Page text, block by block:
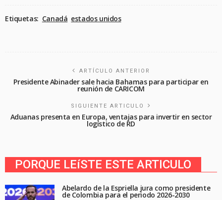
Etiquetas: Canadá estados unidos
ARTÍCULO ANTERIOR
Presidente Abinader sale hacia Bahamas para participar en
reunión de CARICOM
SIGUIENTE ARTICULO
Aduanas presenta en Europa, ventajas para invertir en sector
logístico de RD
PORQUE LEíSTE ESTE ARTICULO
Abelardo de la Espriella jura como presidente
de Colombia para el periodo 2026-2030